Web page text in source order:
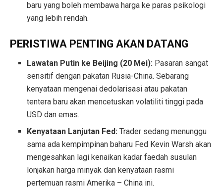
baru yang boleh membawa harga ke paras psikologi
yang lebih rendah.
PERISTIWA PENTING AKAN DATANG
Lawatan Putin ke Beijing (20 Mei): Pasaran sangat
sensitif dengan pakatan Rusia-China. Sebarang
kenyataan mengenai dedolarisasi atau pakatan
tentera baru akan mencetuskan volatiliti tinggi pada
USD dan emas.
Kenyataan Lanjutan Fed: Trader sedang menunggu
sama ada kempimpinan baharu Fed Kevin Warsh akan
mengesahkan lagi kenaikan kadar faedah susulan
lonjakan harga minyak dan kenyataan rasmi
pertemuan rasmi Amerika – China ini.